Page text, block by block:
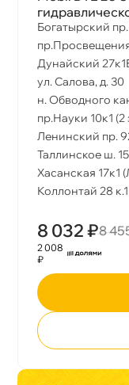
Богатырский пр.
Дунайский
ул. Салова, д. 30
н. Обводного
пр.Науки 10к1 (2
Ленинский пр.
Таллинское ш.
Хасанская 17к1
Коллонтай 28 к.1
8 032 ₽8
2 008
₽